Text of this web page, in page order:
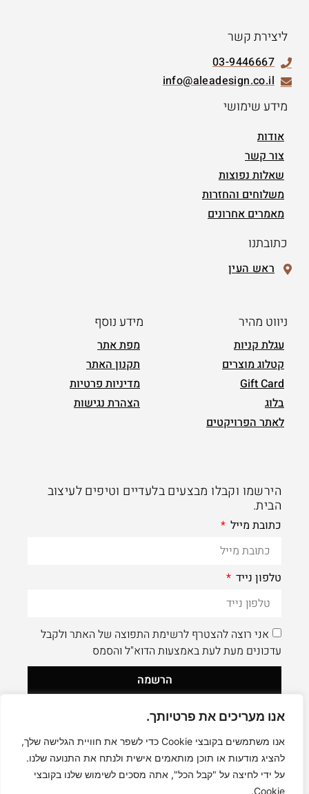
אנו מעריכים את פרטיותך.
אנו משתמשים בקובצי Cookie כדי לשפר את חוויית הגלישה שלך,
להציג מודעות או תוכן מותאמים אישית ולנתח את התנועה שלנו.
על ידי לחיצה על "קבל הכל", אתה מסכים לשימוש שלנו בקובצי
Cookie.
ליצירת קשר
03-9446667
info@aleadesign.co.il
מידע שימושי
אודות
צור קשר
שאלות נפוצות
משלוחים והחזרות
מאמרים אחרונים
כתובתנו
ראש העין
ניווט מהיר
עגלת קניות
קטלוג מוצרים
Gift Card
בלוג
לאתר הפרויקטים
מידע נוסף
מפת אתר
תקנון האתר
מדיניות פרטיות
הצהרת נגישות
הירשמו וקבלו מבצעים בלעדיים וטיפים לעיצוב
הבית.
כתובת מייל
טלפון נייד
אני רוצה להצטרף לרשימת התפוצה של האתר ולקבל
עדכונים מעת לעת באמצעות הדוא"ל והסמס
הרשמה
לעוד תוכן איכותי - תעקבו AleaDesign@
0